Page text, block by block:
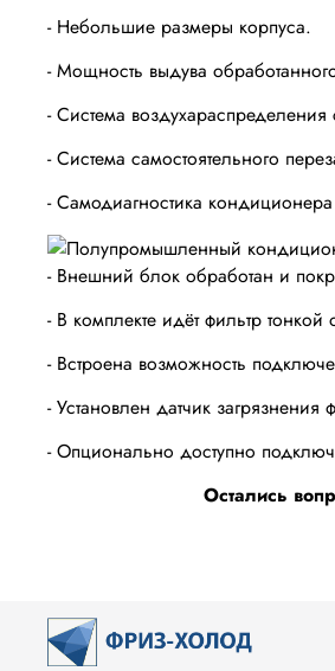
- Небольшие размеры корпуса.
- Мощность выдува
- Система
- Система самостоятельного
- Самодиагностика
- Внешний блок обработан и
- В комплекте идёт фильтр тонкой
- Встроена возможность
- Установлен датчик загрязнения
- Опционально доступно
Остались